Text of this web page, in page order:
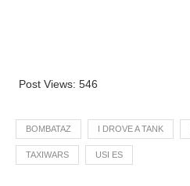
Post Views: 546
BOMBATAZ I DROVE A TANK
TAXIWARS USI ES